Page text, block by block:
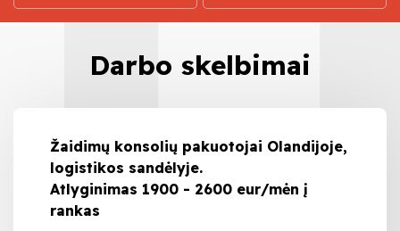
Darbo skelbimai
Žaidimų konsolių pakuotojai Olandijoje,
logistikos sandėlyje.
Atlyginimas 1900 - 2600 eur/mėn į
rankas